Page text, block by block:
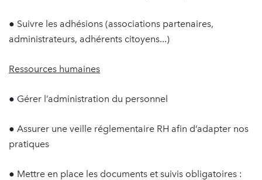
● Suivre les adhésions (associations partenaires,
administrateurs, adhérents citoyens...)
Ressources humaines
● Gérer l’administration du personnel
● Assurer une veille réglementaire RH afin d’adapter nos
pratiques
● Mettre en place les documents et suivis obligatoires :